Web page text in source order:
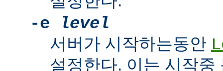
-e
level
서버가 시작하는동안
설정한다. 이는 시작중